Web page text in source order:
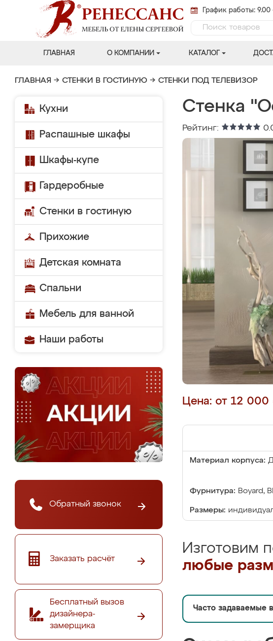
График работы:
ГЛАВНАЯ О КОМПАНИИ КАТАЛОГ
ГЛАВНАЯ → СТЕНКИ В ГОСТИНУЮ → СТЕНКИ ПОД ТЕЛЕВИЗОР
Кухни
Распашные шкафы
Шкафы-купе
Гардеробные
Стенки в гостиную
Прихожие
Детская комната
Спальни
Мебель для ванной
Наши работы
Обратный звонок
Заказать расчёт
Бесплатный вызов
дизайнера-
замерщика
Стенка
Рейтинг:
Цена: от 12 000
Материал корпуса:
Фурнитура: Boyard,
Размеры:
Изготовим
любые
Часто задаваемые